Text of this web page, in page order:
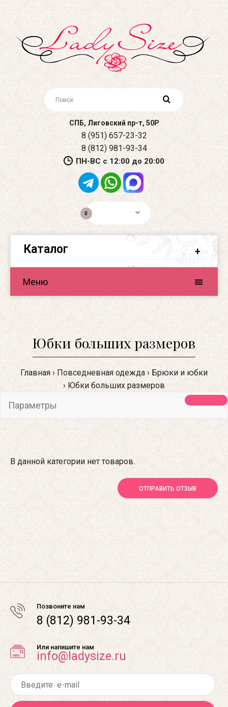
СПБ, Лиговский пр-т, 50Р
8 (951) 657-23-32
8 (812) 981-93-34
ПН-ВС с 12:00 до 20:00
0
Каталог
Меню
Юбки больших размеров
Главная Повседневная одежда
Брюки и юбки
Юбки больших размеров
Параметры
В данной категории нет товаров.
ОТПРАВИТЬ ОТЗЫВ
Позвоните нам
8 (812) 981-93-34
Или напишите нам
info@ladysize.ru